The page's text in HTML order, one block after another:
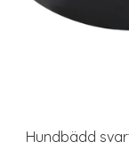
Hundbädd